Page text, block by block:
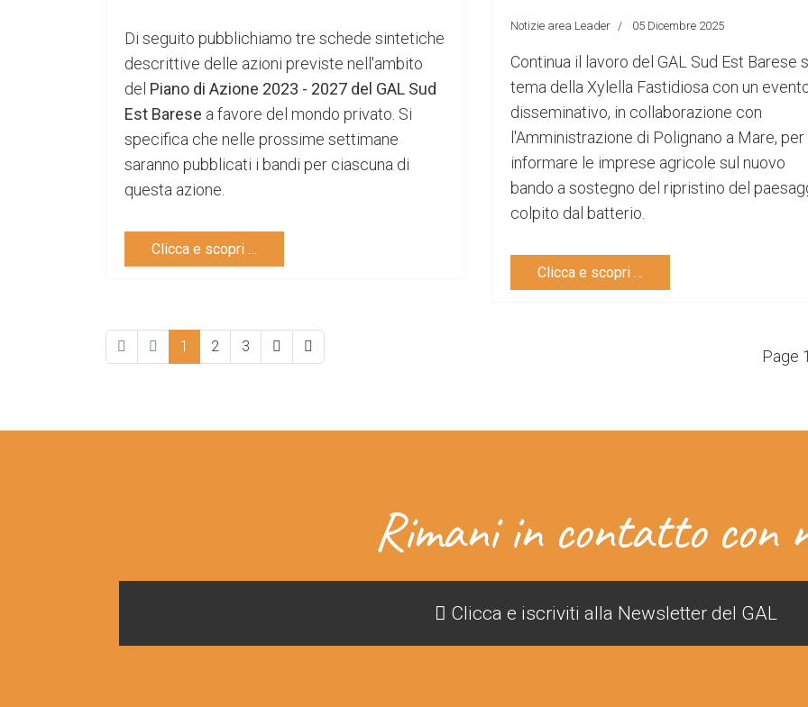
Di seguito pubblichiamo tre schede sintetiche
descrittive delle azioni previste nell'ambito
del Piano di Azione 2023 - 2027 del GAL Sud
Est Barese a favore del mondo privato. Si
specifica che nelle prossime settimane
saranno pubblicati i bandi per ciascuna di
questa azione.
Clicca e scopri …
Notizie area Leader 05 Dicembre 2025
Continua il lavoro del GAL Sud Est Barese
tema della Xylella Fastidiosa con un
disseminativo, in collaborazione con
l'Amministrazione di Polignano a Mare, per
informare le imprese agricole sul nuovo
bando a sostegno del ripristino del
colpito dal batterio.
Clicca e scopri …
Page
1 2 3
Rimani in contatto con
Clicca e iscriviti alla Newsletter del GAL